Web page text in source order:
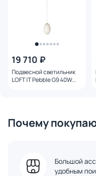
19 710 ₽
Подвесной светильник
LOFT IT Pebble G9 40W
Почему
Большой
удобным